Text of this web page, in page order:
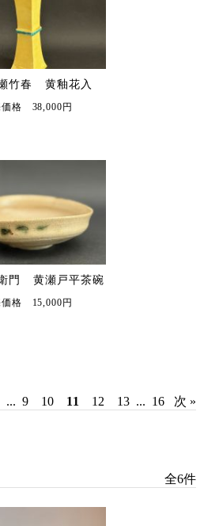
竹春 黄釉花入
価格 38,000円
門 黄瀬戸平茶碗
価格 15,000円
... 9 10 11 12 13 ... 16 次 »
全6件